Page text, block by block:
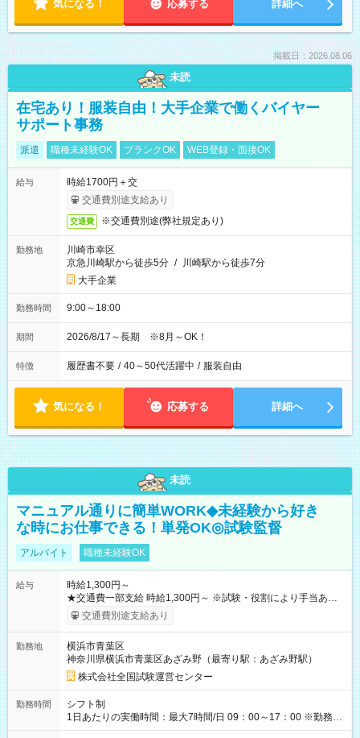
気になる！ 応募する 詳細へ
掲載日：2026.08.06
未読
在宅あり！服装自由！大手企業で働くバイヤー
サポート事務
派遣 職種未経験OK ブランクOK WEB登録・面接OK
給与
時給1700円＋交
交通費別途支給あり
交通費 ※交通費別途(弊社規定あり)
勤務地
川崎市幸区
京急川崎駅から徒歩5分 / 川崎駅から徒歩7分
大手企業
勤務時間 9:00～18:00
期間 2026/8/17～長期 ※8月～OK！
特徴 履歴書不要 / 40～50代活躍中 / 服装自由
気になる！ 応募する 詳細へ
未読
マニュアル通りに簡単WORK◆未経験から好き
な時にお仕事できる！単発OK◎試験監督
アルバイト 職種未経験OK
給与
時給1,300円～
★交通費一部支給 時給1,300円～ ※試験・役割により手当あり
※勤務回数により昇給あり 【即給（前払い）オプションあ
り！】 希望される場合、勤務から1週間ほどで給与の一部を受け
例】 ・河合塾模擬試験 8:30～17:30（休憩1時間） 時給1,300円
×8時間＝日収10,400円＋交通費 ※当日の役割により時給＋100
円の場合あり ・国家試験 7:00～13:30（休憩なし） 時給1,300
円（役割手当＋100円）×6時間＝日収8,400円＋交通費 【試用期
間】試用期間なし
交通費別途支給あり
勤務地
横浜市青葉区
神奈川県横浜市青葉区あざみ野（最寄り駅：あざみ野駅）
株式会社全国試験運営センター
勤務時間
シフト制
1日あたりの実働時間：最大7時間/日 09：00～17：00 ※勤務時
間は 試験により異なります。